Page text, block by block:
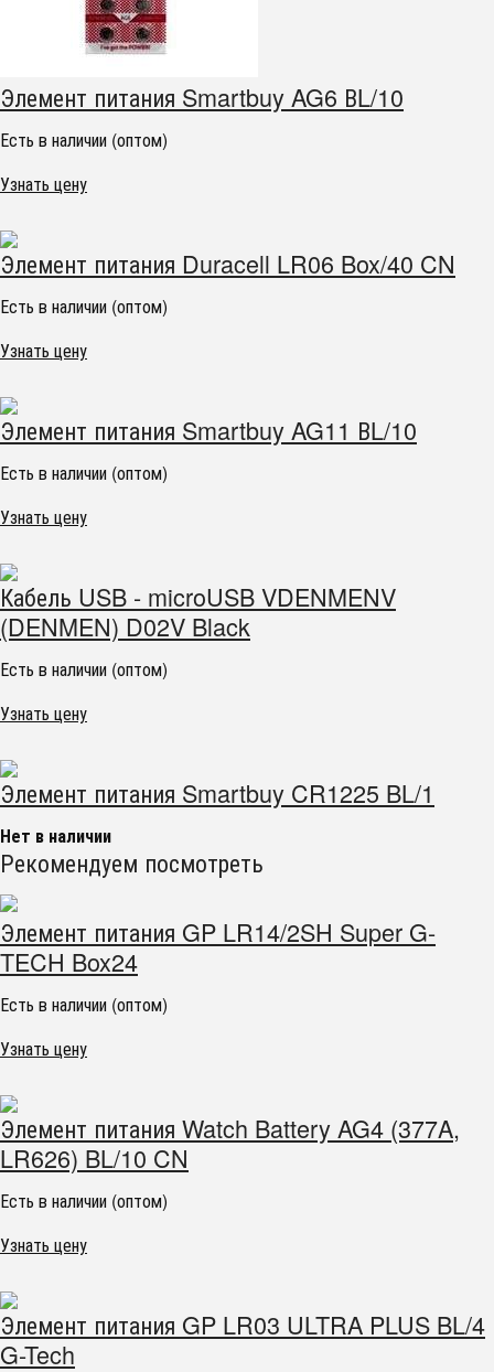
Элемент питания Smartbuy AG6 ВL/10
Есть в наличии (оптом)
Узнать цену
Элемент питания Duracell LR06 Box/40 CN
Есть в наличии (оптом)
Узнать цену
Элемент питания Smartbuy AG11 ВL/10
Есть в наличии (оптом)
Узнать цену
Кабель USB - microUSB VDENMENV
(DENMEN) D02V Black
Есть в наличии (оптом)
Узнать цену
Элемент питания Smartbuy CR1225 BL/1
Нет в наличии
Рекомендуем посмотреть
Элемент питания GP LR14/2SH Super G-
TECH Box24
Есть в наличии (оптом)
Узнать цену
Элемент питания Watch Battery AG4 (377A,
LR626) BL/10 CN
Есть в наличии (оптом)
Узнать цену
Элемент питания GP LR03 ULTRA PLUS BL/4
G-Tech